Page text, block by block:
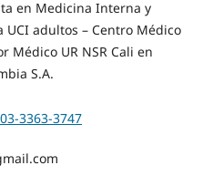
en Medicina Interna y
adultos – Centro Médico
Médico UR NSR Cali en
S.A.
3363-3747